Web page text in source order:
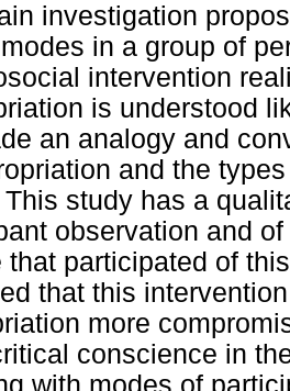
investigation
in a group of
intervention
is understood
an analogy and
and the
This study has a
observation and
that participated of
that this
more
conscience in